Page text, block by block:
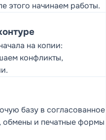
этого начинаем работы.
на копии:
конфликты,
базу в согласованное
обмены и печатные формы